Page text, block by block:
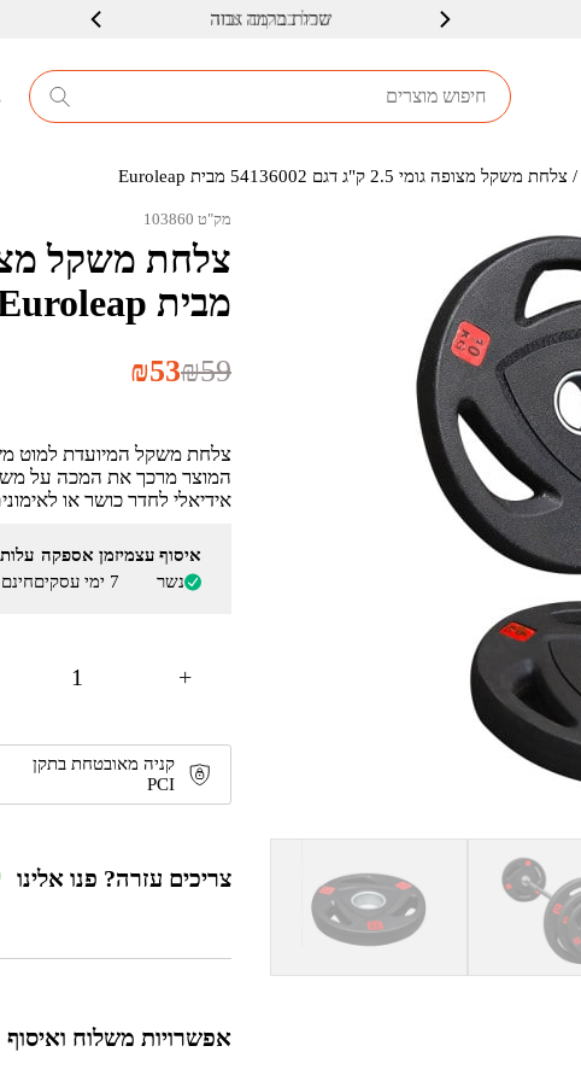
שרות ברמה גבוה
/ צלחת משקל מצופה גומי 2.5 ק"ג דגם 54136002 מבית Euroleap
מק"ט 103860
מבית Euroleap
₪59
המחיר
₪59.
₪53
המחיר
₪53.
המוצר מרכך את המכה על
אידיאלי לחדר כושר או
איסוף עצמי
נשר
זמן אספקה
7 ימי עסקים
חינם
+
קניה מאובטחת בתקן
PCI
צריכים עזרה? פנו אלינו
אפשרויות משלוח ואיסוף